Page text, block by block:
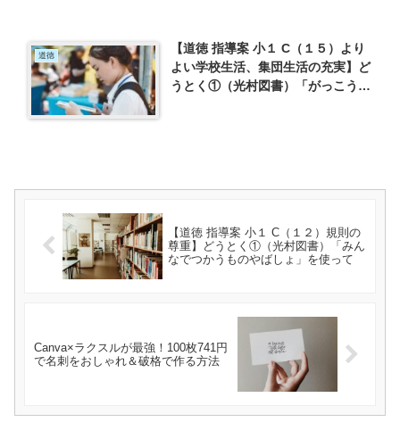
道徳
【道徳 指導案 小１ C（１５）より
よい学校生活、集団生活の充実】ど
うとく①（光村図書）「がっこうだ
【道徳 指導案 小１ C（１２）規則の
尊重】どうとく①（光村図書）「みん
なでつかうものやばしょ」を使って
Canva×ラクスルが最強！100枚741円
で名刺をおしゃれ＆破格で作る方法